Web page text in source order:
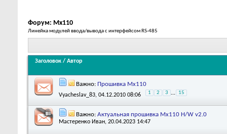
Форум: Мх110
Линейка модулей ввода/вывода с интерфейсом RS-485
Заголовок / Автор
Важно: Прошивка Мх110
Vyacheslav_83, 04.12.2010 08:06 1 2 3 ... 15
Важно: Актуальная прошивка Мх110 H/W v2.0
Мастеренко Иван, 20.04.2023 14:47